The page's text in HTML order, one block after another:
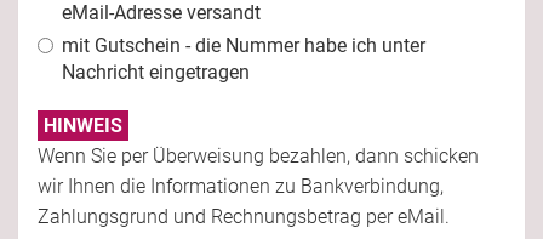
eMail-Adresse versandt
mit Gutschein - die Nummer habe ich unter
Nachricht eingetragen
HINWEIS
Wenn Sie per Überweisung bezahlen, dann schicken
wir Ihnen die Informationen zu Bankverbindung,
Zahlungsgrund und Rechnungsbetrag per eMail.